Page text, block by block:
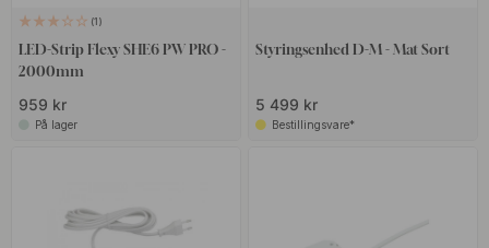
1
LED-Strip Flexy SHE6 PW PRO -
2000mm
959 kr
På lager
Styringsenhed D-M - Mat Sort
5 499 kr
Bestillingsvare*